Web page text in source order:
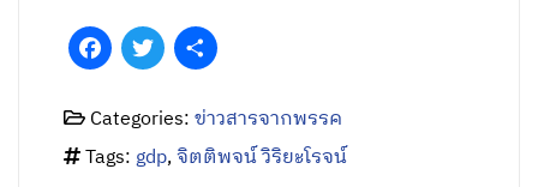
FacebookTwitter
Categories:ข่าวสารจากพรรค
Tags:gdp,จิตติพจน์ วิริยะโรจน์